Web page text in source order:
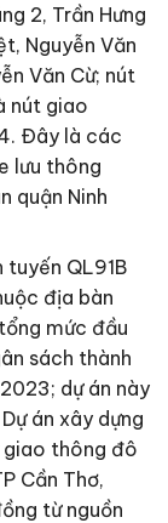
2, Trần Hưng
Nguyễn Văn
Văn Cừ; nút
nút giao
Ðây là các
lưu thông
quận Ninh
tuyến QL91B
địa bàn
mức đầu
sách thành
dự án này
án xây dựng
giao thông đô
Cần Thơ,
từ nguồn